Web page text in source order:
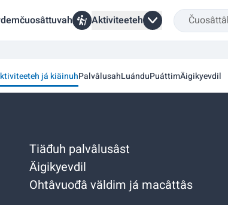
Aktiviteeteh
já kiäinuhPalvâlusahLuánduPuáttimÄigikyevdil
Tiäđuh palvâlusâst
Äigikyevdil
Ohtâvuođâ väldim já macâttâs